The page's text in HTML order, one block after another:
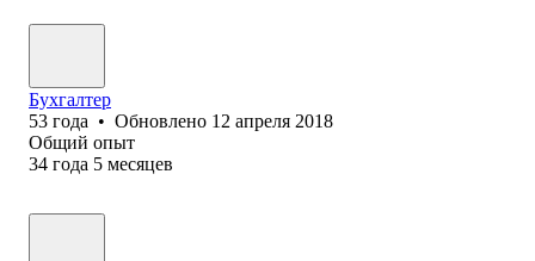
Бухгалтер
53 года • Обновлено 12 апреля 2018
Общий опыт
34 года 5 месяцев